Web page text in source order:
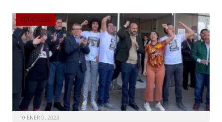
ESTATALES
10 ENERO, 2023